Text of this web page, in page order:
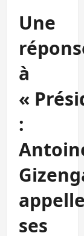
Une
à
«
:
ses